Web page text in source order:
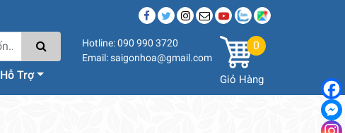
Hỗ Trợ
Hotline: 090 990 3720
Email: saigonhoa@gmail.com
0
Giỏ Hàng